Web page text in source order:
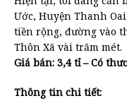
Ước, Huyện Thanh
tiền rộng, đường vào
Thôn Xã vài trăm mét.
Giá bán: 3,4 tỉ– Có
Thông tin chi tiết: